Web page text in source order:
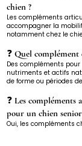
chien ?
Les compléments
accompagner la
notamment chez le
❓ Quel complément
Des compléments
nutriments et actifs
de forme ou périodes
❓ Les compléments
pour un chien
Oui, les compléments